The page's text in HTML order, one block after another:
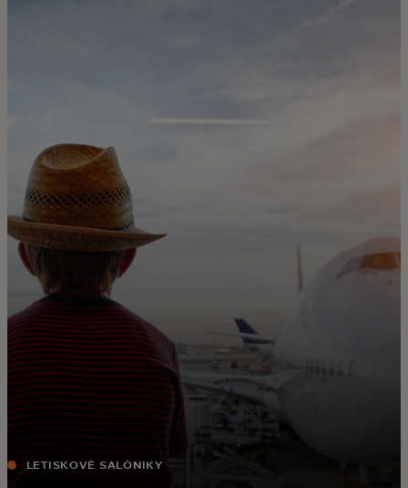
Pre svet
Pre inovátorov
Novinky a trendy
LETISKOVÉ SALÓNIKY